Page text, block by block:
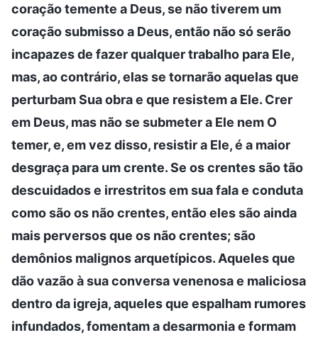
coração temente a Deus, se não tiverem um
coração submisso a Deus, então não só serão
incapazes de fazer qualquer trabalho para Ele,
mas, ao contrário, elas se tornarão aquelas que
perturbam Sua obra e que resistem a Ele. Crer
em Deus, mas não se submeter a Ele nem O
temer, e, em vez disso, resistir a Ele, é a maior
desgraça para um crente. Se os crentes são tão
descuidados e irrestritos em sua fala e conduta
como são os não crentes, então eles são ainda
mais perversos que os não crentes; são
demônios malignos arquetípicos. Aqueles que
dão vazão à sua conversa venenosa e maliciosa
dentro da igreja, aqueles que espalham rumores
infundados, fomentam a desarmonia e formam